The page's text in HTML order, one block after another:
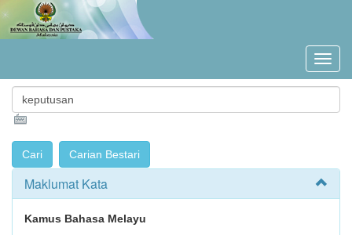
Maklumat Kata
Kamus Bahasa Melayu